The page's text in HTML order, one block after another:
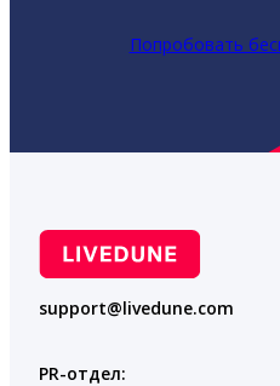
Попробовать
support@livedune.com
PR-отдел: